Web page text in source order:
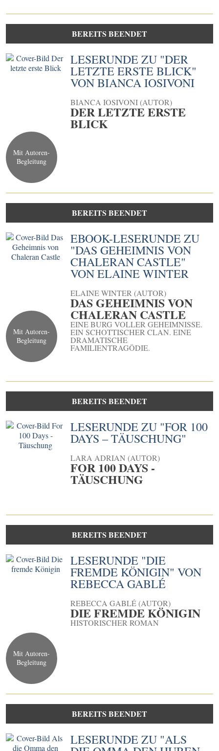
BEREITS BEENDET
Mit Autoren-
Begleitung
LESERUNDE ZU "DER
LETZTE ERSTE BLICK"
VON BIANCA IOSIVONI
BIANCA IOSIVONI (AUTOR)
DER LETZTE ERSTE
BLICK
BEREITS BEENDET
Mit Autoren-
Begleitung
EBOOK-LESERUNDE ZU
"DAS GEHEIMNIS VON
CHALERAN CASTLE"
VON ELAINE WINTER
ELAINE WINTER (AUTOR)
DAS GEHEIMNIS VON
CHALERAN CASTLE
EINE BURG VOLLER GEHEIMNISSE.
EIN SCHOTTISCHER CLAN. EINE
DRAMATISCHE
FAMILIENTRAGÖDIE.
BEREITS BEENDET
LESERUNDE ZU "FOR 100
DAYS – TÄUSCHUNG"
LARA ADRIAN (AUTOR)
FOR 100 DAYS -
TÄUSCHUNG
BEREITS BEENDET
Mit Autoren-
Begleitung
LESERUNDE "DIE
FREMDE KÖNIGIN" VON
REBECCA GABLÉ
REBECCA GABLÉ (AUTOR)
DIE FREMDE KÖNIGIN
HISTORISCHER ROMAN
BEREITS BEENDET
LESERUNDE ZU "ALS